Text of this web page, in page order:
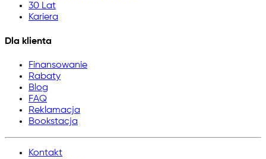
30 Lat
Kariera
Dla klienta
Finansowanie
Rabaty
Blog
FAQ
Reklamacja
Bookstacja
Kontakt